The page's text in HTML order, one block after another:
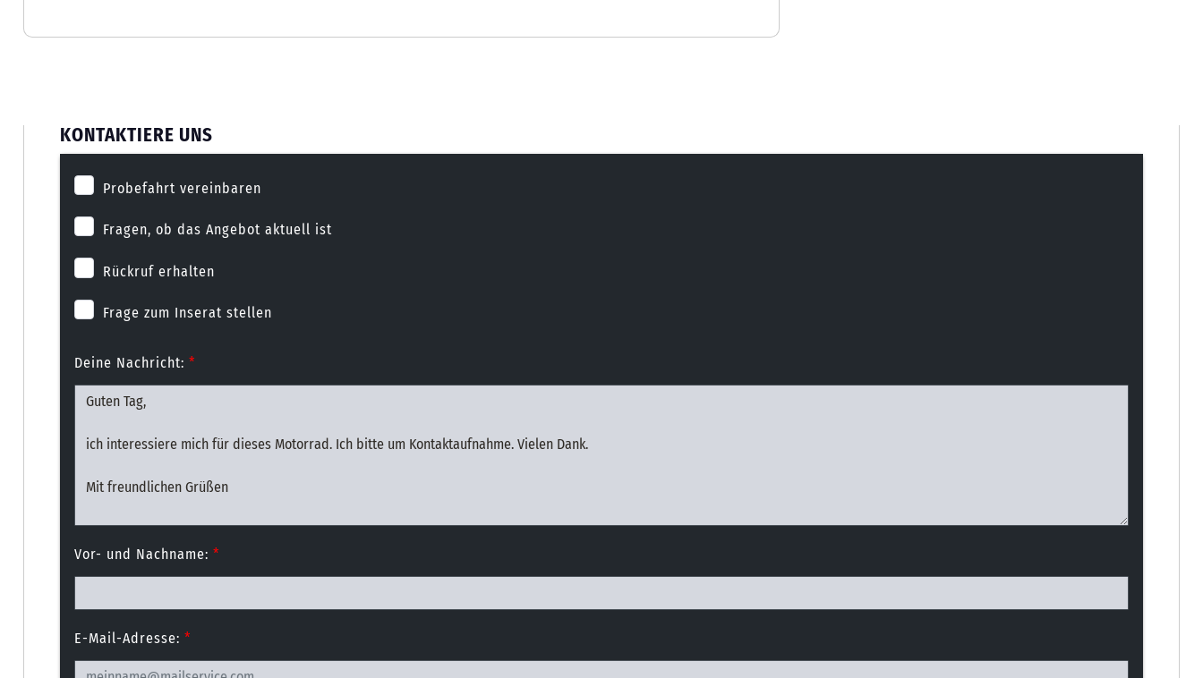
KONTAKTIERE UNS
Probefahrt vereinbaren
Fragen, ob das Angebot aktuell ist
Rückruf erhalten
Frage zum Inserat stellen
Deine Nachricht: *
Vor- und Nachname: *
E-Mail-Adresse: *